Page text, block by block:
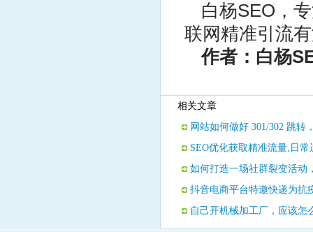
白杨SEO，
联网精准引流
作者：白杨
相关文章
网站如何做好 301/302 跳转
SEO优化获取精准流量,日
如何打造一场社群裂变活动
抖音电商平台特邀快递为抗
自己开机械加工厂，应该怎